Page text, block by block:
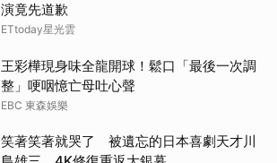
演竟先道歉
ETtoday星光雲
王彩樺現身味全龍開球！鬆口「最後一次調
整」哽咽憶亡母吐心聲
EBC 東森娛樂
笑著笑著就哭了 被遺忘的日本喜劇天才川